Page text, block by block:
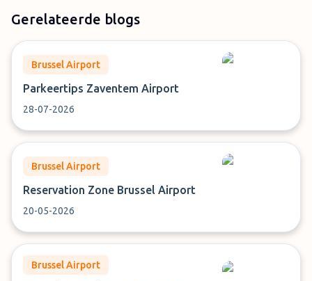
Gerelateerde blogs
Brussel Airport
Parkeertips Zaventem Airport
28-07-2026
Brussel Airport
Reservation Zone Brussel Airport
20-05-2026
Brussel Airport